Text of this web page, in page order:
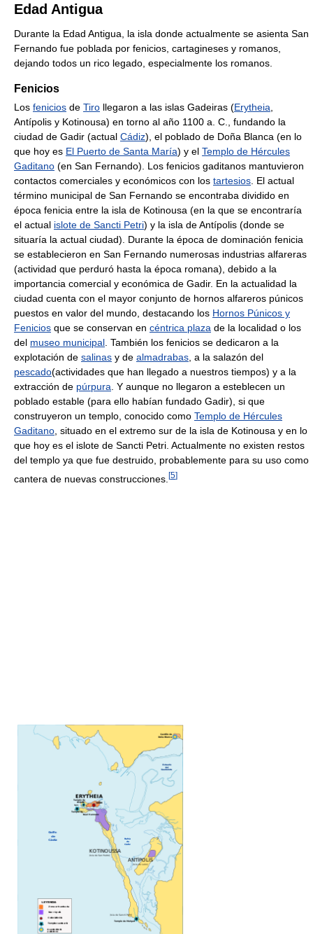
Edad Antigua
Durante la Edad Antigua, la isla donde actualmente se asienta San
Fernando fue poblada por fenicios, cartagineses y romanos,
dejando todos un rico legado, especialmente los romanos.
Fenicios
Los fenicios de Tiro llegaron a las islas Gadeiras (Erytheia
Antípolis y Kotinousa) en torno al año 1100 a. C., fundando la
ciudad de Gadir (actual Cádiz), el poblado de Doña Blanca (en lo
que hoy es El Puerto de Santa María) y el Templo de Hércules
Gaditano (en San Fernando). Los fenicios gaditanos mantuvieron
contactos comerciales y económicos con los tartesios . El actual
término municipal de San Fernando se encontraba dividido en
época fenicia entre la isla de Kotinousa (en la que se encontraría
el actual islote de Sancti Petri) y la isla de Antípolis (donde se
situaría la actual ciudad). Durante la época de dominación fenicia
se establecieron en San Fernando numerosas industrias alfareras
(actividad que perduró hasta la época romana), debido a la
importancia comercial y económica de Gadir. En la actualidad la
ciudad cuenta con el mayor conjunto de hornos alfareros púnicos
puestos en valor del mundo, destacando los Hornos Púnicos y
Fenicios que se conservan en céntrica plaza de la localidad o los
del museo municipal . También los fenicios se dedicaron a la
explotación de salinas y de almadrabas , a la salazón del
pescado(actividades que han llegado a nuestros tiempos) y a la
extracción de púrpura . Y aunque no llegaron a esteblecen un
poblado estable (para ello habían fundado Gadir), si que
construyeron un templo, conocido como Templo de Hércules
Gaditano , situado en el extremo sur de la isla de Kotinousa y en lo
que hoy es el islote de Sancti Petri. Actualmente no existen restos
del templo ya que fue destruido, probablemente para su uso como
cantera de nuevas construcciones. [5]